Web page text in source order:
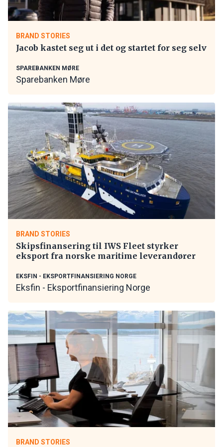
BRAND STORIES
Jacob kastet seg ut i det og startet for seg selv
SPAREBANKEN MØRE
Sparebanken Møre
BRAND STORIES
Skipsfinansering til IWS Fleet styrker
eksport fra norske maritime leverandører
EKSFIN - EKSPORTFINANSIERING NORGE
Eksfin - Eksportfinansiering Norge
BRAND STORIES